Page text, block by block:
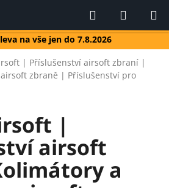
na vše jen do 7.8.2026
Hledat
KOŠÍK
| Příslušenství airsoft zbraní |
zbraně | Příslušenství pro
|
airsoft
a